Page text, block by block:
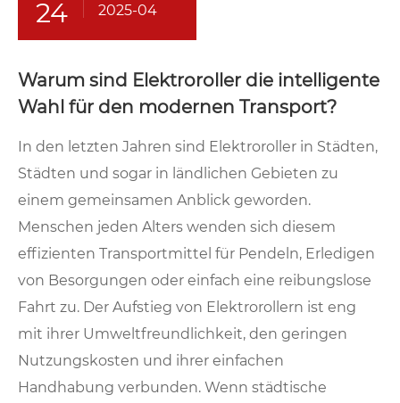
24 2025-04
Warum sind Elektroroller die intelligente
Wahl für den modernen Transport?
In den letzten Jahren sind Elektroroller in Städten,
Städten und sogar in ländlichen Gebieten zu
einem gemeinsamen Anblick geworden.
Menschen jeden Alters wenden sich diesem
effizienten Transportmittel für Pendeln, Erledigen
von Besorgungen oder einfach eine reibungslose
Fahrt zu. Der Aufstieg von Elektrorollern ist eng
mit ihrer Umweltfreundlichkeit, den geringen
Nutzungskosten und ihrer einfachen
Handhabung verbunden. Wenn städtische